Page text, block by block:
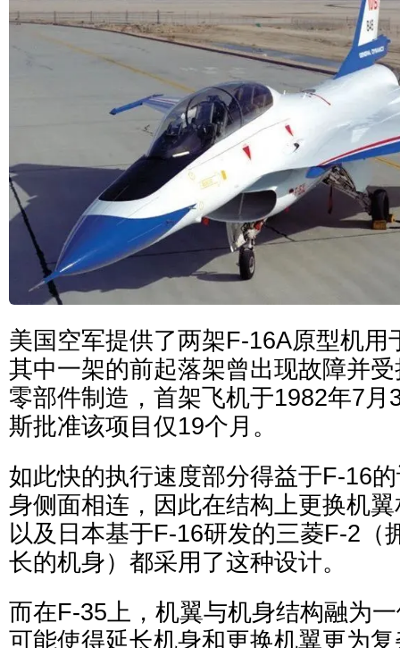
美国空军提供了两架F-16A原型机用
其中一架的前起落架曾出现故障并
零部件制造，首架飞机于1982年7
斯批准该项目仅19个月。
如此快的执行速度部分得益于F-16
身侧面相连，因此在结构上更换机
以及日本基于F-16研发的三菱F-2（
长的机身）都采用了这种设计。
而在F-35上，机翼与机身结构融为
可能使得延长机身和更换机翼更为